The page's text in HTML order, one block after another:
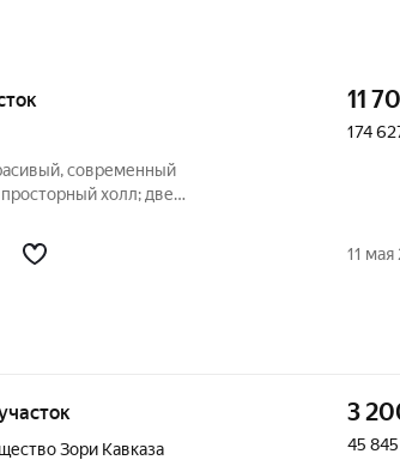
-
ванная комната!
11
174
11
Зори Кавказа
3
45